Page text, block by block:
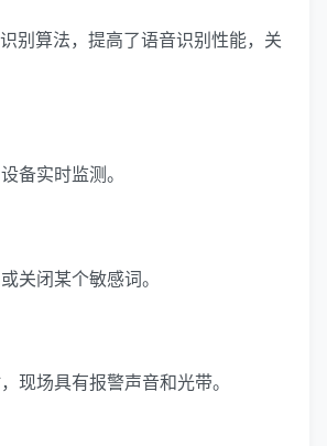
别算法，提高了语音识别性能，关
备实时监测。
关闭某个敏感词。
现场具有报警声音和光带。